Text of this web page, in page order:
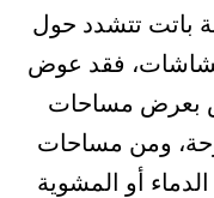
باتت تتشدد حول
فقد عوض
بعرض مساحات
ومن مساحات
أو المشوية